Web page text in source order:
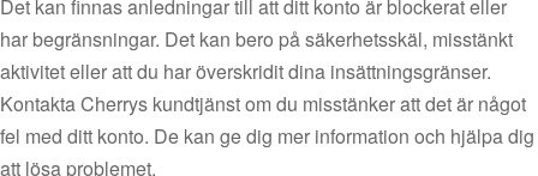
Det kan finnas anledningar till att ditt konto är blockerat eller
har begränsningar. Det kan bero på säkerhetsskäl, misstänkt
aktivitet eller att du har överskridit dina insättningsgränser.
Kontakta Cherrys kundtjänst om du misstänker att det är något
fel med ditt konto. De kan ge dig mer information och hjälpa dig
att lösa problemet.